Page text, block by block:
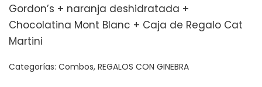
Gordon’s + naranja deshidratada +
Chocolatina Mont Blanc + Caja de Regalo Cat
Martini
Categorías: Combos, REGALOS CON GINEBRA